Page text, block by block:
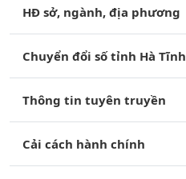
HĐ sở, ngành, địa phương
Chuyển đổi số tỉnh Hà Tĩnh
Thông tin tuyên truyền
Cải cách hành chính